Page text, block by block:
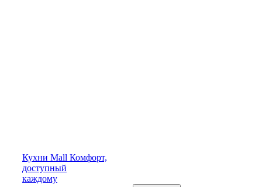
Кухни Mall Комфорт,
доступный
каждому